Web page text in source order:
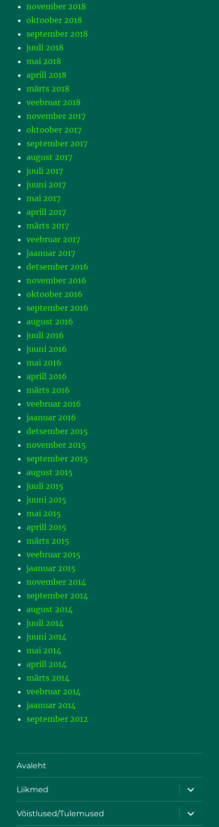
november 2018
oktoober 2018
september 2018
juuli 2018
mai 2018
aprill 2018
märts 2018
veebruar 2018
november 2017
oktoober 2017
september 2017
august 2017
juuli 2017
juuni 2017
mai 2017
aprill 2017
märts 2017
veebruar 2017
jaanuar 2017
detsember 2016
november 2016
oktoober 2016
september 2016
august 2016
juuli 2016
juuni 2016
mai 2016
aprill 2016
märts 2016
veebruar 2016
jaanuar 2016
detsember 2015
november 2015
september 2015
august 2015
juuli 2015
juuni 2015
mai 2015
aprill 2015
märts 2015
veebruar 2015
jaanuar 2015
november 2014
september 2014
august 2014
juuli 2014
juuni 2014
mai 2014
aprill 2014
märts 2014
veebruar 2014
jaanuar 2014
september 2012
Avaleht
Liikmed
Võistlused/Tulemused